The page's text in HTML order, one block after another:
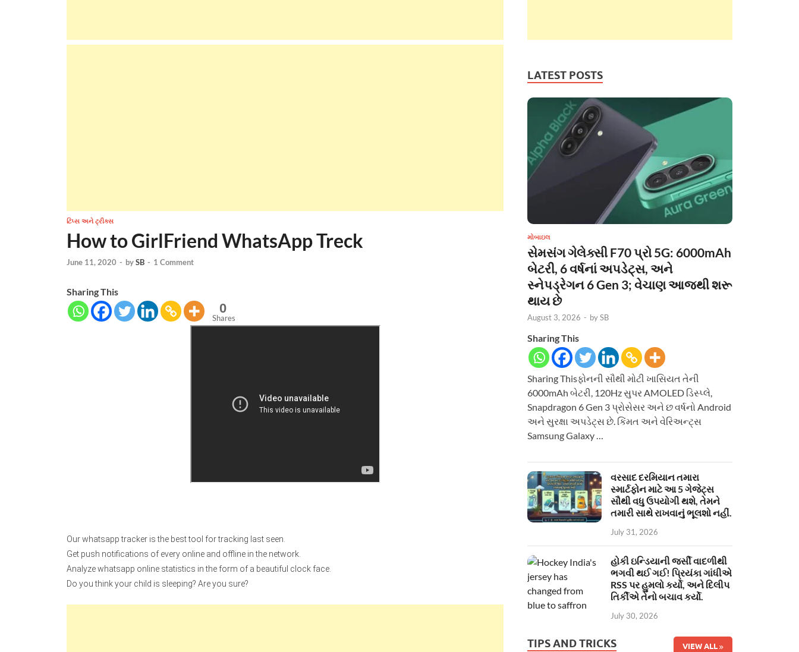
ટિપ્સ અને ટ્રીક્સ
How to GirlFriend WhatsApp Treck
June 11, 2020 - bySB - 1 Comment
Sharing This
0
Shares
Our whatsapp tracker is the best tool for tracking last seen.
Get push notifications of every online and offline in the network.
Analyze whatsapp online statistics in the form of a beautiful clock face.
Do you think your child is sleeping? Are you sure?
LATEST POSTS
મોબાઇલ
સેમસંગ ગેલેક્સી F70 પ્રો 5G: 6000mAh
બેટરી, 6 વર્ષનાં અપડેટ્સ, અને
સ્નેપડ્રેગન 6 Gen 3; વેચાણ આજથી શરૂ
થાય છે
August 3, 2026 - bySB
Sharing This
Sharing Thisફોનની સૌથી મોટી ખાસિયત તેની
6000mAh બેટરી, 120Hz સુપર AMOLED ડિસ્પ્લે,
Snapdragon 6 Gen 3 પ્રોસેસર અને છ વર્ષનો Android
અને સુરક્ષા અપડેટ્સ છે. કિંમત અને વેરિઅન્ટ્સ
Samsung Galaxy …
વરસાદ દરમિયાન તમારા
સ્માર્ટફોન માટે આ 5 ગેજેટ્સ
સૌથી વધુ ઉપયોગી થશે, તેમને
તમારી સાથે રાખવાનું ભૂલશો નહીં.
July 31, 2026
હોકી ઇન્ડિયાની જર્સી વાદળીથી
ભગવી થઈ ગઈ! પ્રિયંકા ગાંધીએ
RSS પર હુમલો કર્યો, અને દિલીપ
તિર્કીએ તેનો બચાવ કર્યો.
July 30, 2026
TIPS AND TRICKS VIEW ALL